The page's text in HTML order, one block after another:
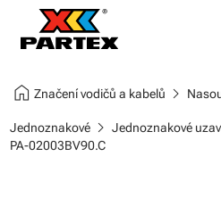
home Značení vodičů a kabelů chevron_right
Jednoznakovéchevron_right Jednoznakové
PA-02003BV90.C